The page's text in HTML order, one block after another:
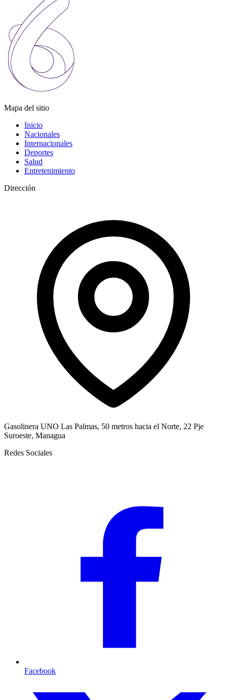
Mapa del sitio
Inicio
Nacionales
Internacionales
Deportes
Salud
Entretenimiento
Dirección
Gasolinera UNO Las Palmas, 50 metros hacia el Norte, 22 Pje
Suroeste, Managua
Redes Sociales
Facebook